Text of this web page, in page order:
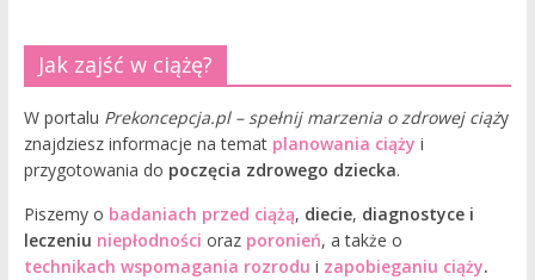
Jak zajść w ciążę?
W portalu Prekoncepcja.pl – spełnij marzenia o zdrowej ciąży
znajdziesz informacje na temat planowania ciąży i
przygotowania do poczęcia zdrowego dziecka.
Piszemy o badaniach przed ciążą, diecie, diagnostyce i
leczeniu niepłodności oraz poronień, a także o
technikach wspomagania rozrodu i zapobieganiu ciąży.